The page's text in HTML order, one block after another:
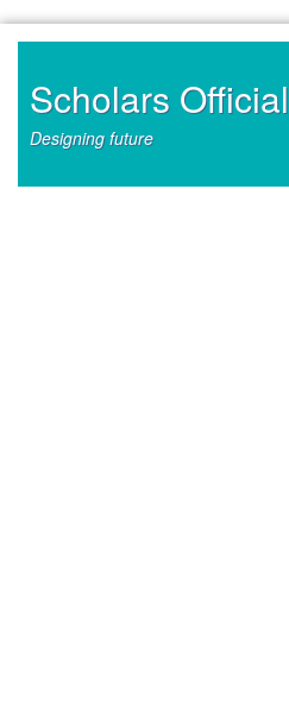
contentScholars Official
Designing future